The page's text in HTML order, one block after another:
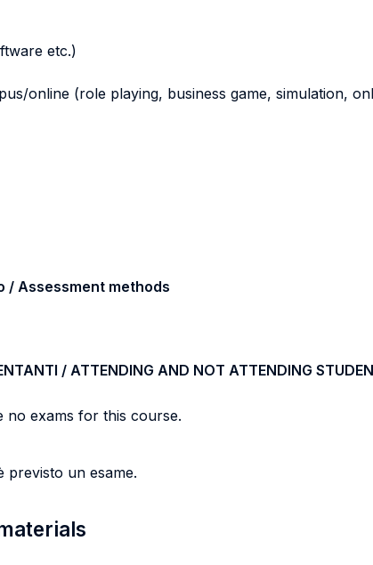
etc.)
online (role playing, business game, simulation,
/ Assessment methods
/ ATTENDING AND NOT ATTENDING
no exams for this course.
previsto un esame.